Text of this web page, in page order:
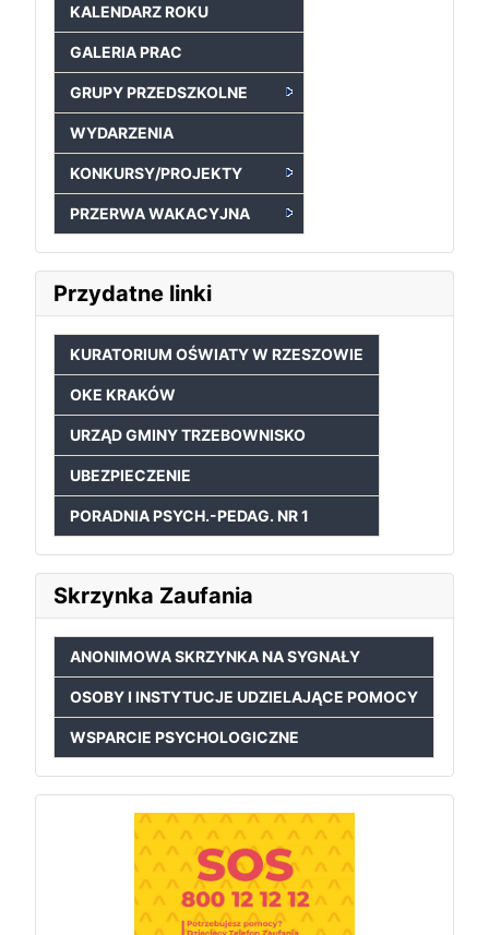
KALENDARZ ROKU
GALERIA PRAC
GRUPY PRZEDSZKOLNE
WYDARZENIA
KONKURSY/PROJEKTY
PRZERWA WAKACYJNA
Przydatne linki
KURATORIUM OŚWIATY W RZESZOWIE
OKE KRAKÓW
URZĄD GMINY TRZEBOWNISKO
UBEZPIECZENIE
PORADNIA PSYCH.-PEDAG. NR 1
Skrzynka Zaufania
ANONIMOWA SKRZYNKA NA SYGNAŁY
OSOBY I INSTYTUCJE UDZIELAJĄCE POMOCY
WSPARCIE PSYCHOLOGICZNE